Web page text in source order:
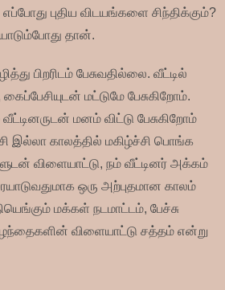
புதிய விடயங்களை சிந்திக்கும்?
தான்.
பிறரிடம் பேசுவதில்லை. வீட்டில்
மட்டுமே பேசுகிறோம்.
மனம் விட்டு பேசுகிறோம்
இல்லா காலத்தில் மகிழ்ச்சி பொங்க
விளையாட்டு, நம் வீட்டினர் அக்கம்
ஒரு அற்புதமான காலம்
மக்கள் நடமாட்டம், பேச்சு
விளையாட்டு சத்தம் என்று